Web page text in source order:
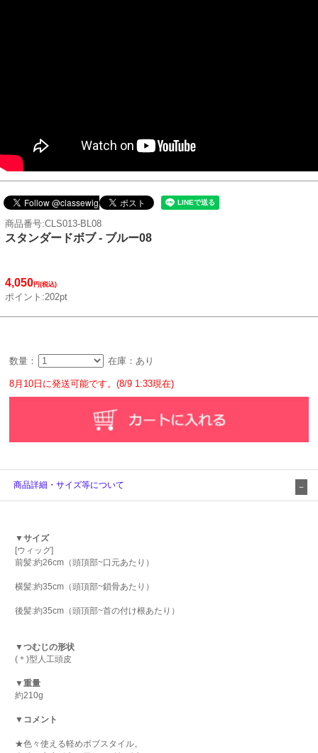
商品番号:CLS013-BL08
スタンダードボブ - ブルー08
4,050円(税込)
ポイント:202pt
数量： 在庫：あり
8月10日に発送可能です。(8/9 1:33現在)
商品詳細・サイズ等について
▼サイズ
[ウィッグ]
前髪:約26cm（頭頂部~口元あたり）
横髪:約35cm（頭頂部~鎖骨あたり）
後髪:約35cm（頭頂部~首の付け根あたり）
▼つむじの形状
(＊)型人工頭皮
▼重量
約210g
▼コメント
★色々使える軽めボブスタイル。